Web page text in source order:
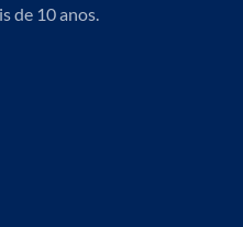
de 10 anos.